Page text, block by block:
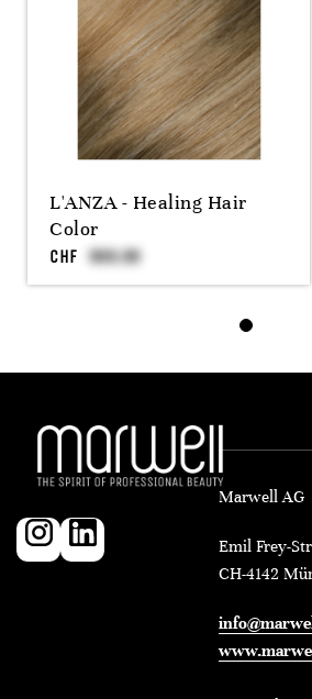
L'ANZA - Healing Hair
Color
CHF
Marwell AG
Emil Frey-
CH-4142